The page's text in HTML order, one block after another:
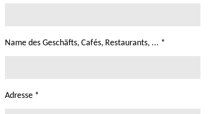
Name des Geschäfts, Cafés, Restaurants, ... *
Adresse *